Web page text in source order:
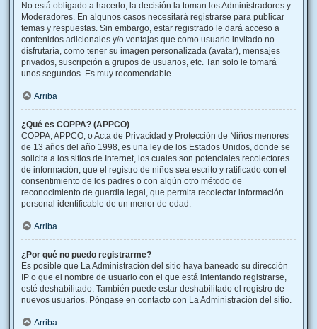
No está obligado a hacerlo, la decisión la toman los Administradores y
Moderadores. En algunos casos necesitará registrarse para publicar
temas y respuestas. Sin embargo, estar registrado le dará acceso a
contenidos adicionales y/o ventajas que como usuario invitado no
disfrutaría, como tener su imagen personalizada (avatar), mensajes
privados, suscripción a grupos de usuarios, etc. Tan solo le tomará
unos segundos. Es muy recomendable.
Arriba
¿Qué es COPPA? (APPCO)
COPPA, APPCO, o Acta de Privacidad y Protección de Niños menores
de 13 años del año 1998, es una ley de los Estados Unidos, donde se
solicita a los sitios de Internet, los cuales son potenciales recolectores
de información, que el registro de niños sea escrito y ratificado con el
consentimiento de los padres o con algún otro método de
reconocimiento de guardia legal, que permita recolectar información
personal identificable de un menor de edad.
Arriba
¿Por qué no puedo registrarme?
Es posible que La Administración del sitio haya baneado su dirección
IP o que el nombre de usuario con el que está intentando registrarse,
esté deshabilitado. También puede estar deshabilitado el registro de
nuevos usuarios. Póngase en contacto con La Administración del sitio.
Arriba